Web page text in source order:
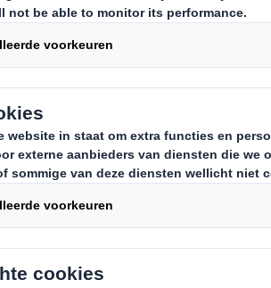
grondstoffen